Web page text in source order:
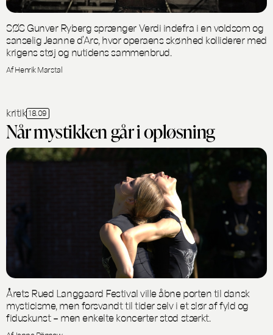
SØS Gunver Ryberg sprænger Verdi indefra i en voldsom og
sanselig Jeanne d’Arc, hvor operaens skønhed kolliderer med
krigens støj og nutidens sammenbrud.
Af Henrik Marstal
kritik 18.09
Når mystikken går i opløsning
Årets Rued Langgaard Festival ville åbne porten til dansk
mysticisme, men forsvandt til tider selv i et slør af fyld og
fiduskunst – men enkelte koncerter stod stærkt.